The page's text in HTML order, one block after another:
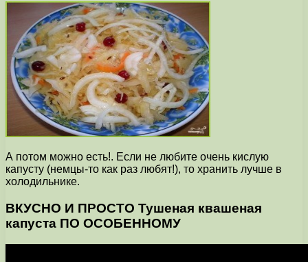
А потом можно есть!. Если не любите очень кислую
капусту (немцы-то как раз любят!), то хранить лучше в
холодильнике.
ВКУСНО И ПРОСТО Тушеная квашеная
капуста ПО ОСОБЕННОМУ